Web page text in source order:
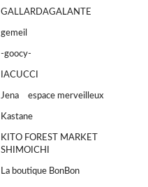
GALLARDAGALANTE
gemeil
-goocy-
IACUCCI
Jena espace merveilleux
Kastane
KITO FOREST MARKET
SHIMOICHI
La boutique BonBon